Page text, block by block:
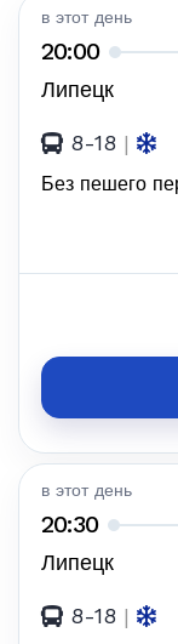
в этот день
20:00
Липецк
8-18 |
Без пешего
в этот день
20:30
Липецк
8-18 |